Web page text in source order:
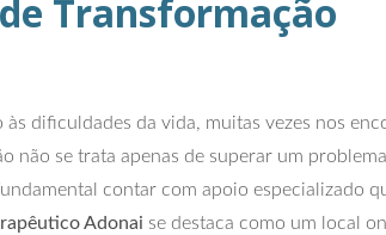
Transformação
dificuldades da vida, muitas vezes nos
não se trata apenas de superar um
contar com apoio especializado
Adonai se destaca como um local